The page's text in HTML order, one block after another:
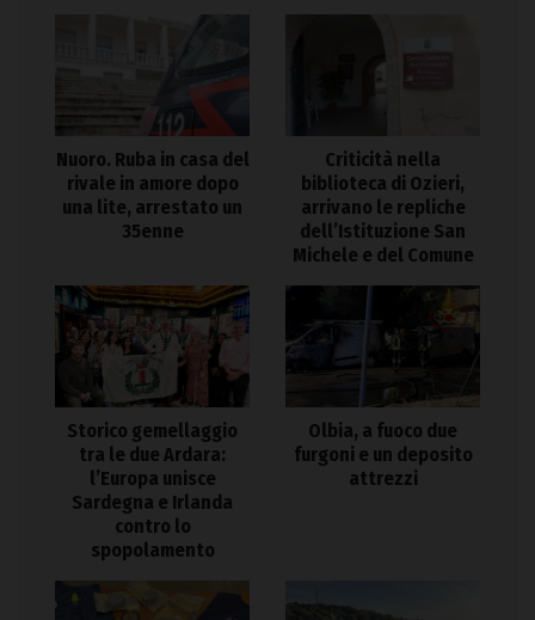
Nuoro. Ruba in casa del
rivale in amore dopo
una lite, arrestato un
35enne
Criticità nella
biblioteca di Ozieri,
arrivano le repliche
dell’Istituzione San
Michele e del Comune
Storico gemellaggio
tra le due Ardara:
l’Europa unisce
Sardegna e Irlanda
contro lo
spopolamento
Olbia, a fuoco due
furgoni e un deposito
attrezzi